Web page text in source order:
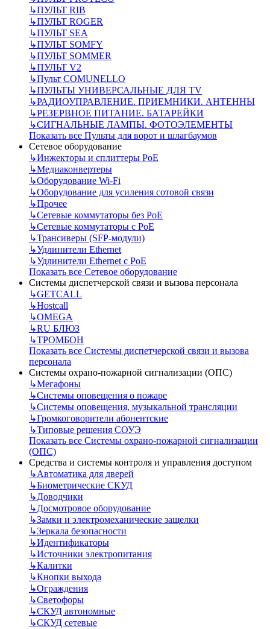
↳ПУЛЬТ RIB
↳ПУЛЬТ ROGER
↳ПУЛЬТ SEA
↳ПУЛЬТ SOMFY
↳ПУЛЬТ SOMMER
↳ПУЛЬТ V2
↳Пульт СOMUNELLO
↳ПУЛЬТЫ УНИВЕРСАЛЬНЫЕ ДЛЯ TV
↳РАДИОУПРАВЛЕНИЕ. ПРИЕМНИКИ. АНТЕННЫ
↳РЕЗЕРВНОЕ ПИТАНИЕ. БАТАРЕЙКИ
↳СИГНАЛЬНЫЕ ЛАМПЫ. ФОТОЭЛЕМЕНТЫ
Показать все Пульты для ворот и шлагбаумов
Сетевое оборудование
↳Инжекторы и сплиттеры РоЕ
↳Медиаконвертеры
↳Оборудование Wi-Fi
↳Оборудование для усиления сотовой связи
↳Прочее
↳Сетевые коммутаторы без РоЕ
↳Сетевые коммутаторы с РоЕ
↳Трансиверы (SFP-модули)
↳Удлинители Ethernet
↳Удлинители Ethernet с PoE
Показать все Сетевое оборудование
Системы диспетчерской связи и вызова персонала
↳GETCALL
↳Hostcall
↳OMEGA
↳RU БЛЮЗ
↳ТРОМБОН
Показать все Системы диспетчерской связи и вызова
персонала
Системы охрано-пожарной сигнализации (ОПС)
↳Мегафоны
↳Системы оповещения о пожаре
↳Системы оповещения, музыкальной трансляции
↳Громкоговорители абонентские
↳Типовые решения СОУЭ
Показать все Системы охрано-пожарной сигнализации
(ОПС)
Средства и системы контроля и управления доступом
↳Автоматика для дверей
↳Биометрические СКУД
↳Доводчики
↳Досмотровое оборудование
↳Замки и электромеханические защелки
↳Зеркала безопасности
↳Идентификаторы
↳Источники электропитания
↳Калитки
↳Кнопки выхода
↳Ограждения
↳Светофоры
↳СКУД автономные
↳СКУД сетевые